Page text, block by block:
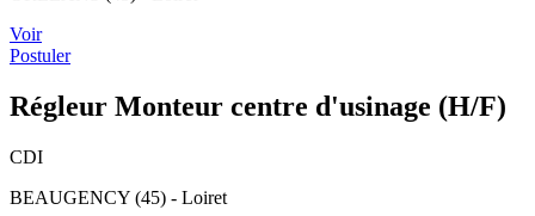
Voir
Postuler
Régleur Monteur centre d'usinage (H/F)
CDI
BEAUGENCY (45) - Loiret